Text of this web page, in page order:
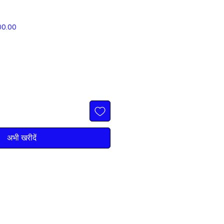
अभी खरीदें